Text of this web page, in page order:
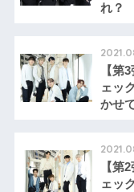
れ？
【第
ェッ
かせ
【第
ェッ